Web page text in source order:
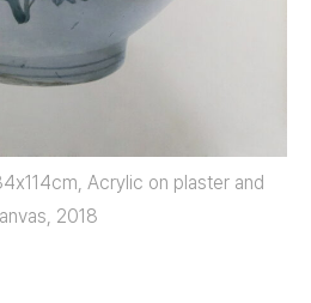
Acrylic on plaster and
2018